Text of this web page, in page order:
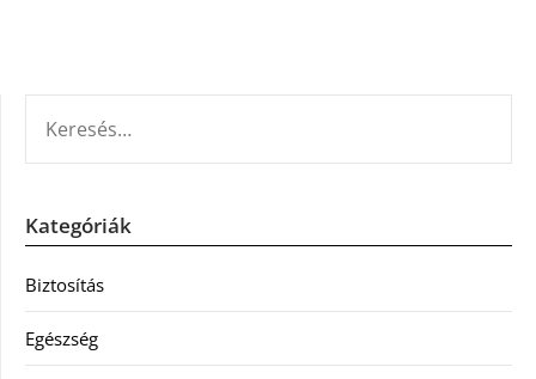
Kategóriák
Biztosítás
Egészség